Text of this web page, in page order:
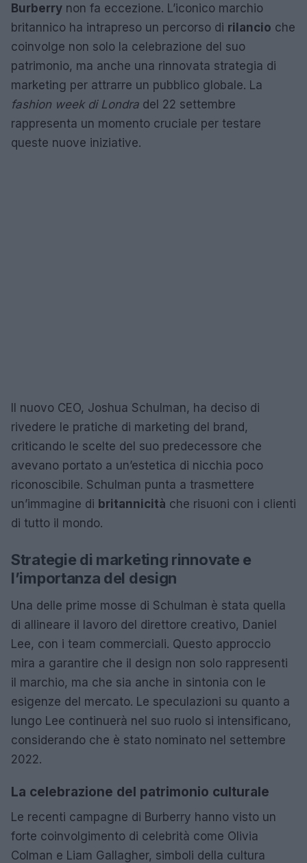
Burberry non fa eccezione. L’iconico marchio
britannico ha intrapreso un percorso di rilancio che
coinvolge non solo la celebrazione del suo
patrimonio, ma anche una rinnovata strategia di
marketing per attrarre un pubblico globale. La
fashion week di Londra del 22 settembre
rappresenta un momento cruciale per testare
queste nuove iniziative.
Il nuovo CEO, Joshua Schulman, ha deciso di
rivedere le pratiche di marketing del brand,
criticando le scelte del suo predecessore che
avevano portato a un’estetica di nicchia poco
riconoscibile. Schulman punta a trasmettere
un’immagine di britannicità che risuoni con i clienti
di tutto il mondo.
Strategie di marketing rinnovate e
l’importanza del design
Una delle prime mosse di Schulman è stata quella
di allineare il lavoro del direttore creativo, Daniel
Lee, con i team commerciali. Questo approccio
mira a garantire che il design non solo rappresenti
il marchio, ma che sia anche in sintonia con le
esigenze del mercato. Le speculazioni su quanto a
lungo Lee continuerà nel suo ruolo si intensificano,
considerando che è stato nominato nel settembre
2022.
La celebrazione del patrimonio culturale
Le recenti campagne di Burberry hanno visto un
forte coinvolgimento di celebrità come Olivia
Colman e Liam Gallagher, simboli della cultura